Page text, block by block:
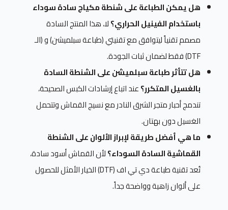
هل يمكن الطباعة على شنطة مكياج سادة سوداء
باستخدام الفينيل الحراري؟لا، هذا المنتج السادة
مصمم تقنياً ليتوافق مع تقنيتي (طباعة سبلميشن) و (الـ
DTF) فقط لضمان ثبات الجودة.
هل تتأثر طباعة سبلميشن على الشنطة السادة
بالغسيل المتكرر؟عند اتباع إرشادات الكبس الصحيحة،
تندمج أحبار متجر الشرق النادر مع نسيج القماش وتتحمل
الغسيل دون بهتان.
ما هي أفضل طريقة لإبراز الألوان على الشنطة
القماشية السادة السوداء؟لأن القماش أسود سادة،
تُعد تقنية طباعة دي تي اف (DTF) الخيار الأمثل للحصول
على ألوان زاهية وواضحة جداً.